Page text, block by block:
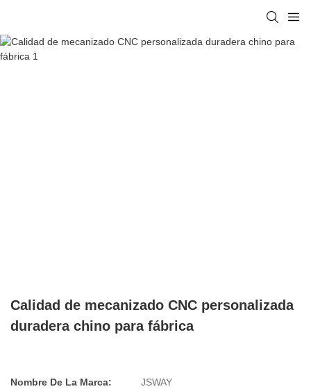
Calidad de mecanizado CNC personalizada
duradera chino para fábrica
Nombre De La Marca:
JSWAY